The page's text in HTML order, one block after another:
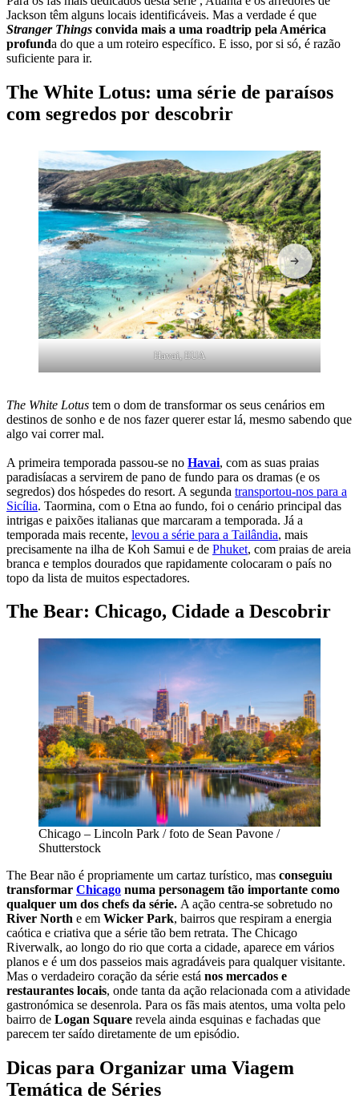
Jackson têm alguns locais identificáveis. Mas a verdade é que
Stranger Things convida mais a uma roadtrip pela América
profunda do que a um roteiro específico. E isso, por si só, é razão
suficiente para ir.
The White Lotus: uma série de paraísos
com segredos por descobrir
Havai, EUA
The White Lotus tem o dom de transformar os seus cenários em
destinos de sonho e de nos fazer querer estar lá, mesmo sabendo que
algo vai correr mal.
A primeira temporada passou-se no Havai, com as suas praias
paradisíacas a servirem de pano de fundo para os dramas (e os
segredos) dos hóspedes do resort. A segunda transportou-nos para a
Sicília. Taormina, com o Etna ao fundo, foi o cenário principal das
intrigas e paixões italianas que marcaram a temporada. Já a
temporada mais recente, levou a série para a Tailândia, mais
precisamente na ilha de Koh Samui e de Phuket, com praias de areia
branca e templos dourados que rapidamente colocaram o país no
topo da lista de muitos espectadores.
The Bear: Chicago, Cidade a Descobrir
Chicago – Lincoln Park / foto de Sean Pavone /
Shutterstock
The Bear não é propriamente um cartaz turístico, mas conseguiu
transformar Chicago numa personagem tão importante como
qualquer um dos chefs da série. A ação centra-se sobretudo no
River North e em Wicker Park, bairros que respiram a energia
caótica e criativa que a série tão bem retrata. The Chicago
Riverwalk, ao longo do rio que corta a cidade, aparece em vários
planos e é um dos passeios mais agradáveis para qualquer visitante.
Mas o verdadeiro coração da série está nos mercados e
restaurantes locais, onde tanta da ação relacionada com a atividade
gastronómica se desenrola. Para os fãs mais atentos, uma volta pelo
bairro de Logan Square revela ainda esquinas e fachadas que
parecem ter saído diretamente de um episódio.
Dicas para Organizar uma Viagem
Temática de Séries